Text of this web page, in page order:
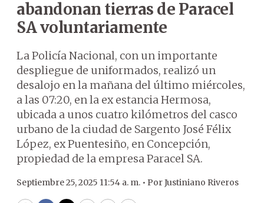
abandonan tierras de Paracel
SA voluntariamente
La Policía Nacional, con un importante
despliegue de uniformados, realizó un
desalojo en la mañana del último miércoles,
a las 07:20, en la ex estancia Hermosa,
ubicada a unos cuatro kilómetros del casco
urbano de la ciudad de Sargento José Félix
López, ex Puentesiño, en Concepción,
propiedad de la empresa Paracel SA.
Septiembre 25, 2025 11:54 a. m. • PorJustiniano Riveros